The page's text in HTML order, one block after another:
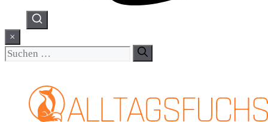
×
Suchen
nach: